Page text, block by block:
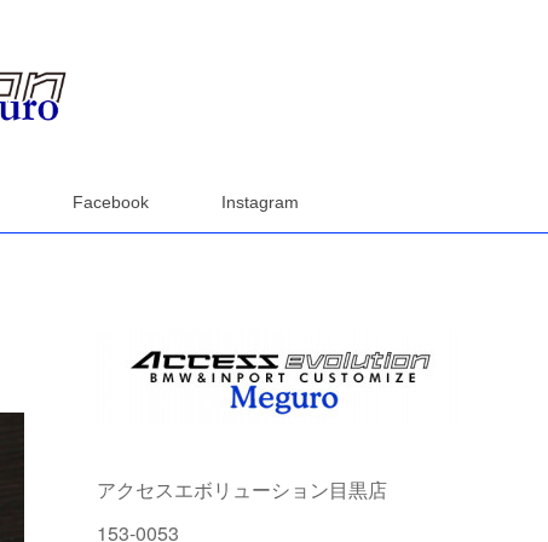
Facebook Instagram
アクセスエボリューション目黒店
153-0053